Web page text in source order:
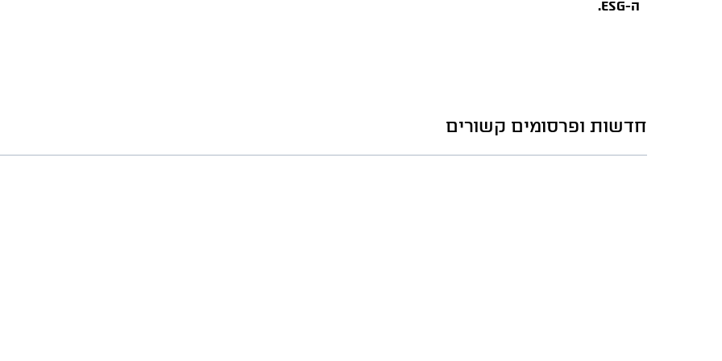
ה-ESG
.
חדשות ופרסומים קשורים